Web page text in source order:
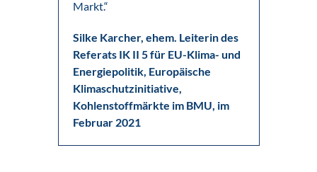
Markt.“
Silke Karcher, ehem. Leiterin des
Referats IK II 5 für EU-Klima- und
Energiepolitik, Europäische
Klimaschutzinitiative,
Kohlenstoffmärkte im BMU, im
Februar 2021